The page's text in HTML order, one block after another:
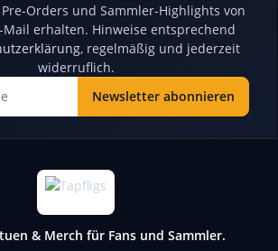
Pre-Orders und Sammler-Highlights von
Mail erhalten. Hinweise entsprechend
, regelmäßig und jederzeit
widerruflich.
Newsletter abonnieren
& Merch für Fans und Sammler.